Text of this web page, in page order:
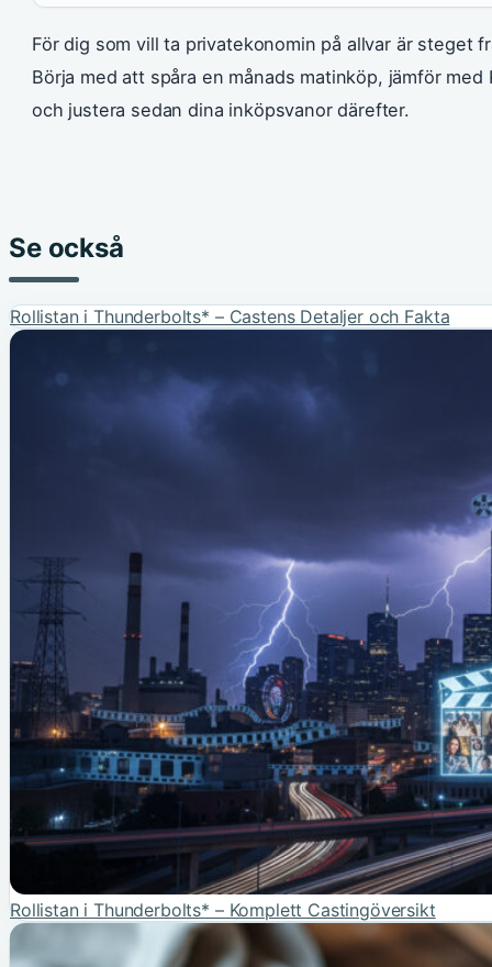
För dig som vill ta privatekonomin på allvar är steget
Börja med att spåra en månads matinköp, jämför
och justera sedan dina inköpsvanor därefter.
Se också
Rollistan i Thunderbolts* – Castens Detaljer och Fakta
Rollistan i Thunderbolts* – Komplett Castingöversikt